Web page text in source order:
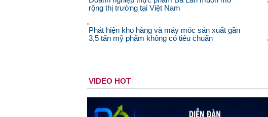
rộng thị trường tại Việt Nam
Phát hiện kho hàng và máy móc sản xuất gần
3,5 tấn mỹ phẩm không có tiêu chuẩn
VIDEO HOT